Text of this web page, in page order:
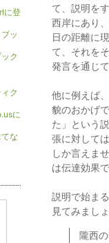
て、説明を
西岸にあり
日の距離に
て、それを
発言を通じ
他に例えば
貌のおかげ
た」という
張に対して
しか言えま
は伝達効果
説明で始ま
見てみましょ
隴西